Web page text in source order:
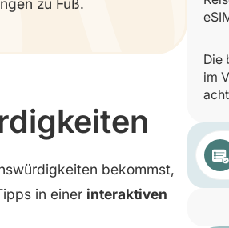
zu Fuß.
bekommst,
in einer interaktiven
Die
im